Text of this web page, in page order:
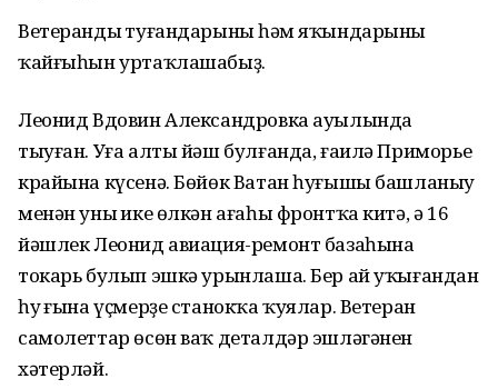
Ветерандың туғандарының һәм яҡындарының
ҡайғыһын уртаҡлашабыҙ.
Леонид Вдовин Александровка ауылында
тыуған. Уға алты йәш булғанда, ғаилә Приморье
крайына күсенә. Бөйөк Ватан һуғышы башланыу
менән уның ике өлкән ағаһы фронтҡа китә, ә 16
йәшлек Леонид авиация-ремонт базаһына
токарь булып эшкә урынлаша. Бер ай уҡығандан
һуң ғына үҫмерҙе станокҡа ҡуялар. Ветеран
самолеттар өсөн ваҡ деталдәр эшләгәнен
хәтерләй.